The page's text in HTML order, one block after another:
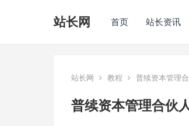
站长网 首页 站长资讯
站长网 教程 普续资本管理
普续资本管理合伙